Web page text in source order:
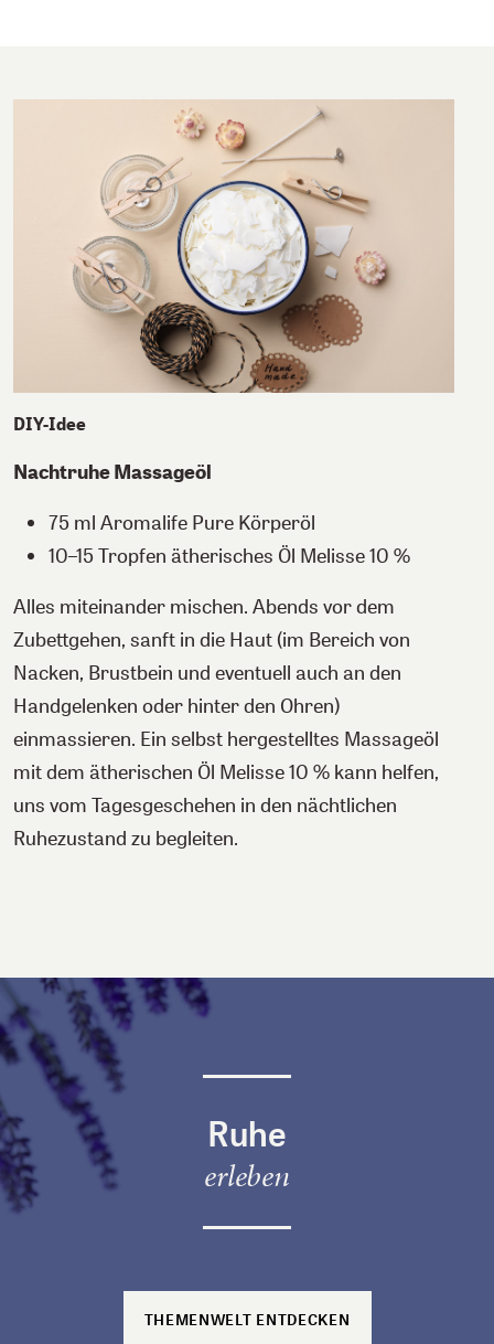
DIY-Idee
Nachtruhe Massageöl
75 ml Aromalife Pure Körperöl
10–15 Tropfen ätherisches Öl Melisse 10 %
Alles miteinander mischen. Abends vor dem
Zubettgehen, sanft in die Haut (im Bereich von
Nacken, Brustbein und eventuell auch an den
Handgelenken oder hinter den Ohren)
einmassieren. Ein selbst hergestelltes Massageöl
mit dem ätherischen Öl Melisse 10 % kann helfen,
uns vom Tagesgeschehen in den nächtlichen
Ruhezustand zu begleiten.
Ruhe
erleben
THEMENWELT ENTDECKEN